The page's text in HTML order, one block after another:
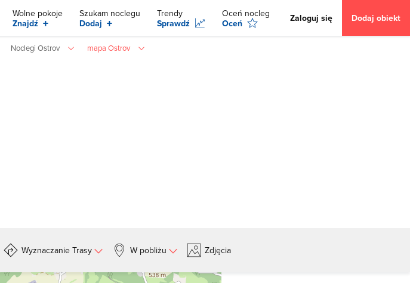
Wolne pokoje
Znajdź +
Szukam noclegu
Dodaj +
Trendy
Sprawdź
Oceń nocleg
Oceń
Zaloguj się Dodaj obiekt
Noclegi Ostrov mapa Ostrov
Wyznaczanie Trasy W pobliżu Zdjęcia